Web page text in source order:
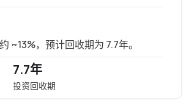
~13%，预计回收期为 7.7年。
7.7年
投资回收期